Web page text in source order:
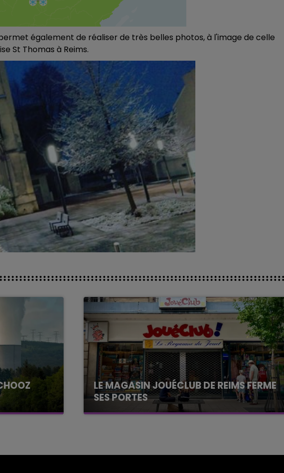
également de réaliser de très belles photos, à l'image de celle
St Thomas à Reims.
LE MAGASIN JOUÉCLUB DE REIMS FERME
SES PORTES
C'était l'une des institutions du centre-ville